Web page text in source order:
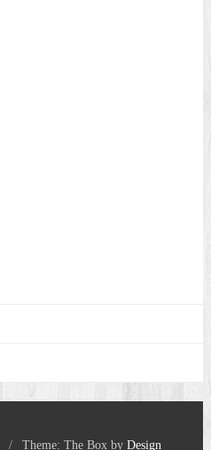
/ Theme: The Box byDesign